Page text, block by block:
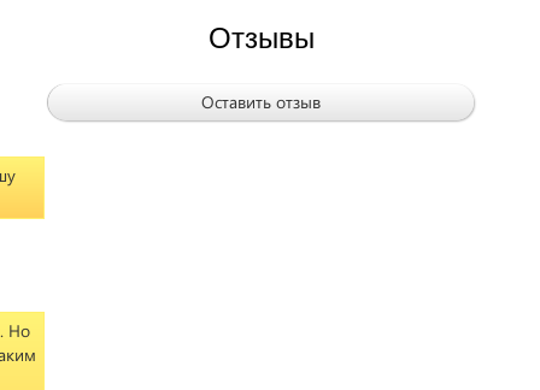
Отзывы
Оставить отзыв
Но